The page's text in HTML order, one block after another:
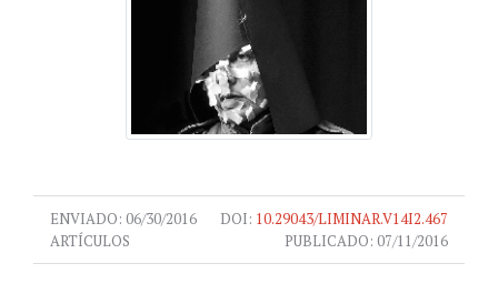
ENVIADO: 06/30/2016 DOI: 10.29043/LIMINAR.V14I2.467
ARTÍCULOS
PUBLICADO: 07/11/2016